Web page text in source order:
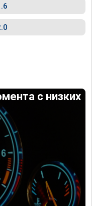
с низких